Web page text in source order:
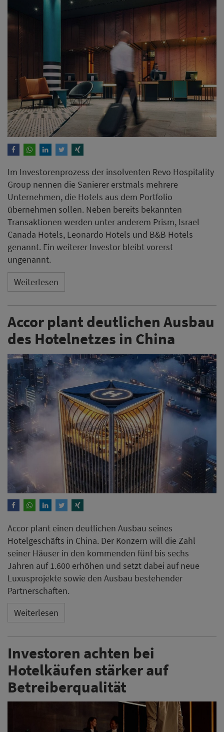
Im Investorenprozess der insolventen Revo Hospitality
Group nennen die Sanierer erstmals mehrere
Unternehmen, die Hotels aus dem Portfolio
übernehmen sollen. Neben bereits bekannten
Transaktionen werden unter anderem Prism, Israel
Canada Hotels, Leonardo Hotels und B&B Hotels
genannt. Ein weiterer Investor bleibt vorerst
ungenannt.
Weiterlesen
Accor plant deutlichen Ausbau
des Hotelnetzes in China
Accor plant einen deutlichen Ausbau seines
Hotelgeschäfts in China. Der Konzern will die Zahl
seiner Häuser in den kommenden fünf bis sechs
Jahren auf 1.600 erhöhen und setzt dabei auf neue
Luxusprojekte sowie den Ausbau bestehender
Partnerschaften.
Weiterlesen
Investoren achten bei
Hotelkäufen stärker auf
Betreiberqualität